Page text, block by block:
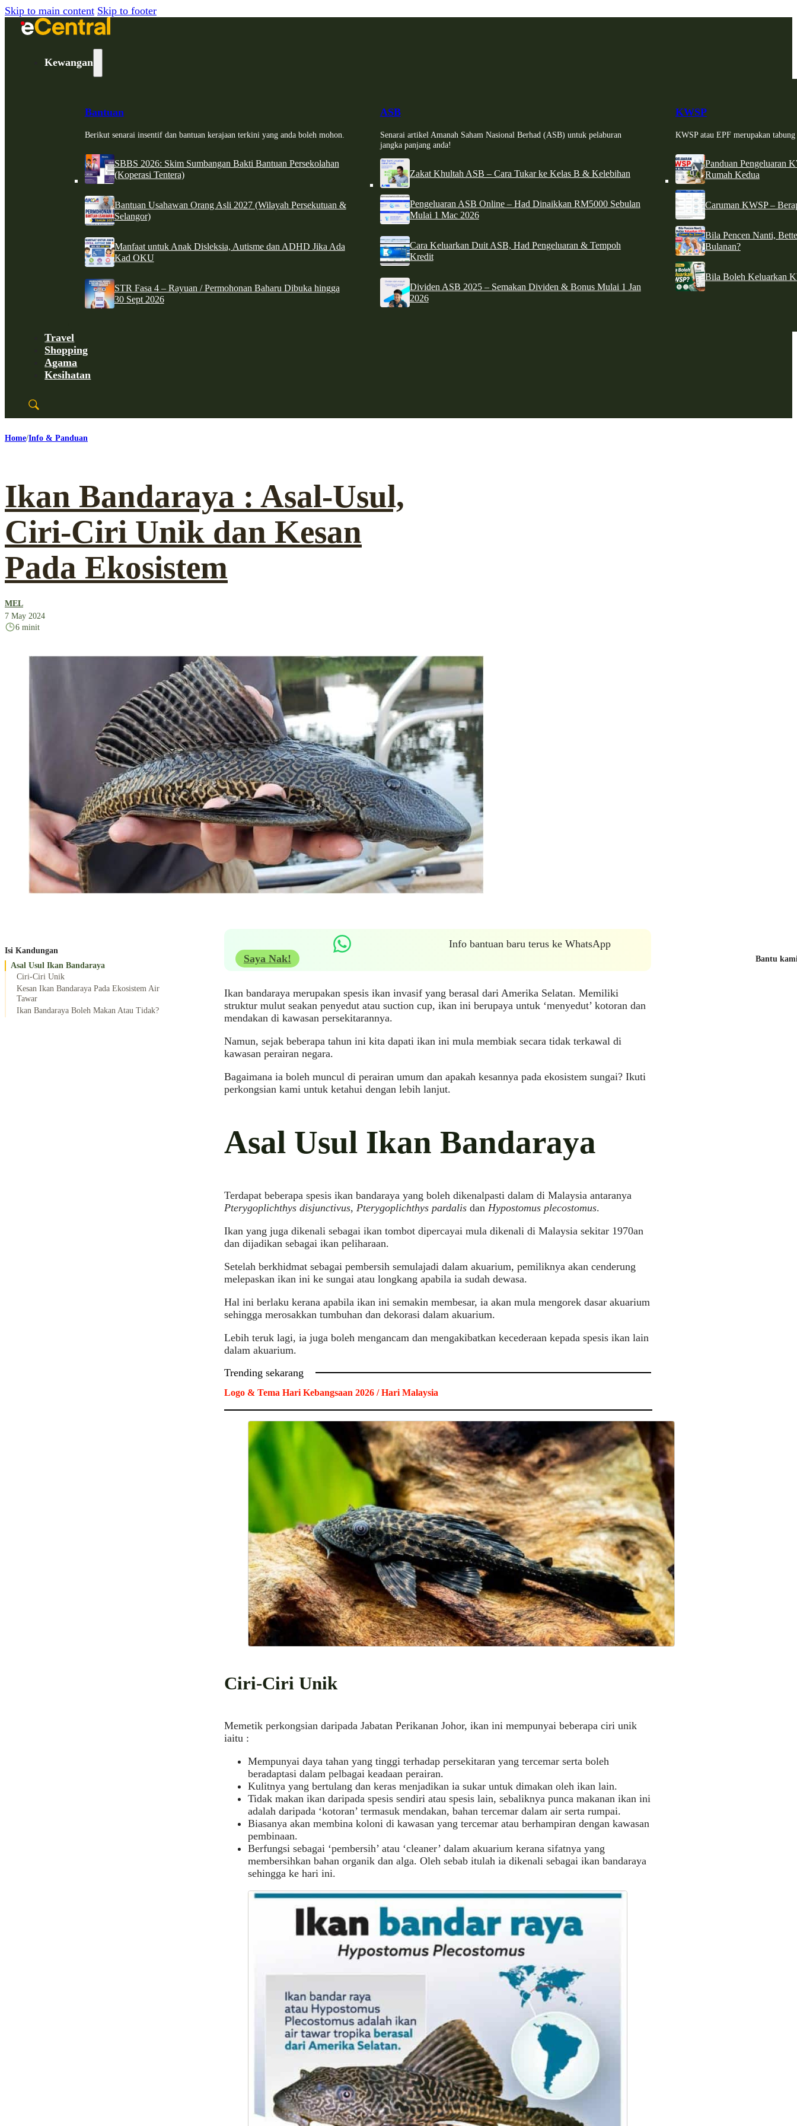
Skip to main content Skip to footer
Kewangan
Bantuan
Berikut senarai insentif dan bantuan kerajaan terkini yang anda boleh mohon.
SBBS 2026: Skim Sumbangan Bakti Bantuan Persekolahan
(Koperasi Tentera)
Bantuan Usahawan Orang Asli 2027 (Wilayah Persekutuan &
Selangor)
Manfaat untuk Anak Disleksia, Autisme dan ADHD Jika Ada
Kad OKU
STR Fasa 4 – Rayuan / Permohonan Baharu Dibuka hingga
30 Sept 2026
ASB
Senarai artikel Amanah Saham Nasional Berhad (ASB) untuk pelaburan
jangka panjang anda!
Zakat Khultah ASB – Cara Tukar ke Kelas B & Kelebihan
Pengeluaran ASB Online – Had Dinaikkan RM5000 Sebulan
Mulai 1 Mac 2026
Cara Keluarkan Duit ASB, Had Pengeluaran & Tempoh
Kredit
Dividen ASB 2025 – Semakan Dividen & Bonus Mulai 1 Jan
2026
KWSP
KWSP atau EPF merupakan
Panduan Pengeluaran
Rumah Kedua
Caruman KWSP –
Bila Pencen Nanti,
Bulanan?
Bila Boleh Keluarkan
Travel
Shopping
Agama
Kesihatan
Home Info & Panduan
Ikan Bandaraya : Asal-Usul,
Ciri-Ciri Unik dan Kesan
Pada Ekosistem
MEL
7 May 2024
6 minit
Isi Kandungan
Asal Usul Ikan Bandaraya
Ciri-Ciri Unik
Kesan Ikan Bandaraya Pada Ekosistem Air
Tawar
Ikan Bandaraya Boleh Makan Atau Tidak?
Info bantuan baru terus ke WhatsApp
Saya Nak!
Ikan bandaraya merupakan spesis ikan invasif yang berasal dari Amerika Selatan. Memiliki
struktur mulut seakan penyedut atau suction cup, ikan ini berupaya untuk ‘menyedut’ kotoran dan
mendakan di kawasan persekitarannya.
Namun, sejak beberapa tahun ini kita dapati ikan ini mula membiak secara tidak terkawal di
kawasan perairan negara.
Bagaimana ia boleh muncul di perairan umum dan apakah kesannya pada ekosistem sungai? Ikuti
perkongsian kami untuk ketahui dengan lebih lanjut.
Asal Usul Ikan Bandaraya
Terdapat beberapa spesis ikan bandaraya yang boleh dikenalpasti dalam di Malaysia antaranya
Pterygoplichthys disjunctivus, Pterygoplichthys pardalisdan Hypostomus plecostomus.
Ikan yang juga dikenali sebagai ikan tombot dipercayai mula dikenali di Malaysia sekitar 1970an
dan dijadikan sebagai ikan peliharaan.
Setelah berkhidmat sebagai pembersih semulajadi dalam akuarium, pemiliknya akan cenderung
melepaskan ikan ini ke sungai atau longkang apabila ia sudah dewasa.
Hal ini berlaku kerana apabila ikan ini semakin membesar, ia akan mula mengorek dasar akuarium
sehingga merosakkan tumbuhan dan dekorasi dalam akuarium.
Lebih teruk lagi, ia juga boleh mengancam dan mengakibatkan kecederaan kepada spesis ikan lain
dalam akuarium.
Trending sekarang
Logo & Tema Hari Kebangsaan 2026 / Hari Malaysia
Ciri-Ciri Unik
Memetik perkongsian daripada Jabatan Perikanan Johor, ikan ini mempunyai beberapa ciri unik
iaitu :
Mempunyai daya tahan yang tinggi terhadap persekitaran yang tercemar serta boleh
beradaptasi dalam pelbagai keadaan perairan.
Kulitnya yang bertulang dan keras menjadikan ia sukar untuk dimakan oleh ikan lain.
Tidak makan ikan daripada spesis sendiri atau spesis lain, sebaliknya punca makanan ikan ini
adalah daripada ‘kotoran’ termasuk mendakan, bahan tercemar dalam air serta rumpai.
Biasanya akan membina koloni di kawasan yang tercemar atau berhampiran dengan kawasan
pembinaan.
Berfungsi sebagai ‘pembersih’ atau ‘cleaner’ dalam akuarium kerana sifatnya yang
membersihkan bahan organik dan alga. Oleh sebab itulah ia dikenali sebagai ikan bandaraya
sehingga ke hari ini.
Bantu